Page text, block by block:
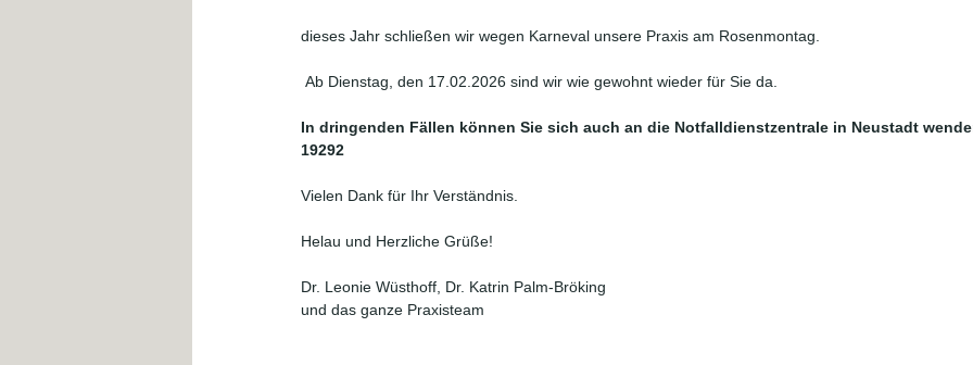
dieses Jahr schließen wir wegen Karneval unsere Praxis am Rosenmontag.
Ab Dienstag, den 17.02.2026 sind wir wie gewohnt wieder für Sie da.
In dringenden Fällen können Sie sich auch an die Notfalldienstzentrale in Neustadt
19292
Vielen Dank für Ihr Verständnis.
Helau und Herzliche Grüße!
Dr. Leonie Wüsthoff, Dr. Katrin Palm-Bröking
und das ganze Praxisteam